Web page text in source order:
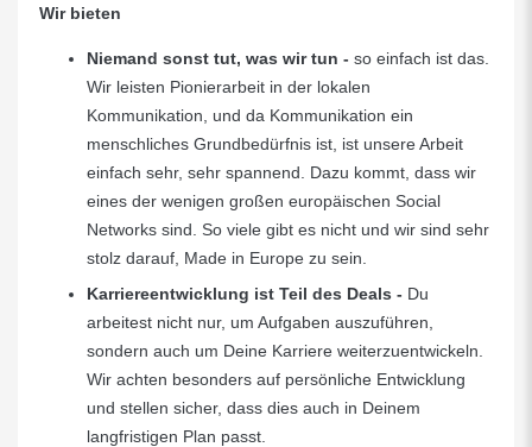
Wir bieten
Niemand sonst tut, was wir tun - so einfach ist das.
Wir leisten Pionierarbeit in der lokalen
Kommunikation, und da Kommunikation ein
menschliches Grundbedürfnis ist, ist unsere Arbeit
einfach sehr, sehr spannend. Dazu kommt, dass wir
eines der wenigen großen europäischen Social
Networks sind. So viele gibt es nicht und wir sind sehr
stolz darauf, Made in Europe zu sein.
Karriereentwicklung ist Teil des Deals - Du
arbeitest nicht nur, um Aufgaben auszuführen,
sondern auch um Deine Karriere weiterzuentwickeln.
Wir achten besonders auf persönliche Entwicklung
und stellen sicher, dass dies auch in Deinem
langfristigen Plan passt.